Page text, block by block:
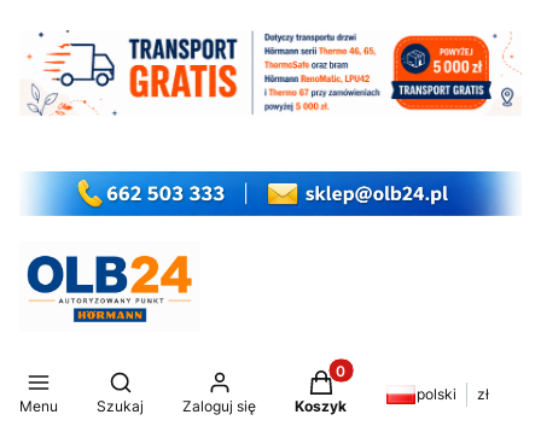
Menu
Otwórz wyszukiwarkę
Szukaj Zaloguj się
Produkty w koszyku: 0.
Koszyk
polski zł